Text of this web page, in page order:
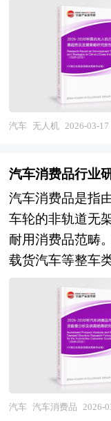
展望未来，中国
中国建设双重驱
座化与规模化成
星座、遥感卫星
卫星制造从"定
变，可回收火箭
模商用转变；二
卫星通信、导航
及数字孪生的深
卫星及航空互联
慧城市、应急减
级；三是商业化
企业从配套参与
延伸，卫星制造
开拓，参与国际
会等多边框架的
导"向"多元主体
险投资起步于20
中，中国的风险
着中国经济持续
完善，中国的资
长态势，投资于
球资本关注的战
公司领衔撰写，
中国证券监督管
国风险投资研究
创业投资协会、
行业相关协会、
的基础信息以及
化进程与外资进
资、退出机制及
重点分析了航空
题、相应对策以
业的应对策略等
空客运行业相关
升机等气动布局
应用层级，并延
链、地面站及运
跨空气动力学、
及人工智能等多
应用场景碎片化
通信技术成熟及
测绘、应急救援
装备，其产业价
运营及低空生态
产业正处于从"全
迁、从"单一产
略机遇期。经过
无人机市场绝对
成全品类供给能
知及集群协同等
低空经济试点城
加速推进。展望"
汽车 无人机 2026-03-17
汽车消费品行业
汽车消费品是指
车轮的非轨道无
耐用消费品范畴
载货汽车等整车
消费品不同，汽
出，具备高单价
策门槛的特征，
牌、安全性、性
因素，决策过程
智能化浪潮推动
汽车 汽车消费品 2026-